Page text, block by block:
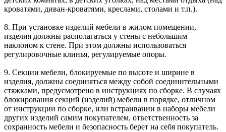
кроватями, диван-кроватями, креслами, столами и т.п.).
8. При установке изделий мебели в жилом помещении,
изделия должны располагаться у стены с небольшим
наклоном к стене. При этом должны использоваться
регулировочные клинья, регулируемые опоры.
9. Секции мебели, блокируемые по высоте и ширине в
изделия, должны соединяться между собой соединительными
стяжками, предусмотрено в инструкциях по сборке. В случаях
блокирования секций (изделий) мебели в порядке, отличном
от инструкции по сборке, или встраивании в наборы мебели
других изделий самим покупателем, ответственность за
сохранность мебели и безопасность берет на себя покупатель.